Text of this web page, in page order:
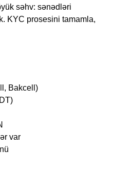
səhv: sənədləri
KYC prosesini tamamla,
Bakcell)
var